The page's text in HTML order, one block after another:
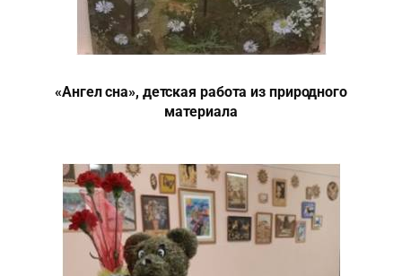
«Ангел сна», детская работа из природного
материала